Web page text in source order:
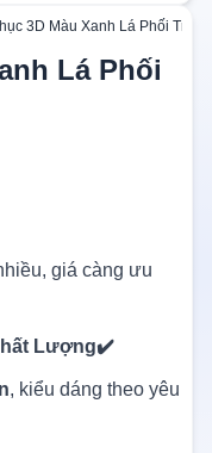
3D Màu Xanh Lá Phối Trắng
Lá Phối
giá càng ưu
Lượng✔️
, kiểu dáng theo yêu